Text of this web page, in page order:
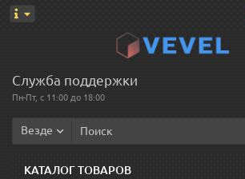
Служба поддержки
Пн-Пт, с 11:00 до 18:00
Везде
КАТАЛОГ ТОВАРОВ